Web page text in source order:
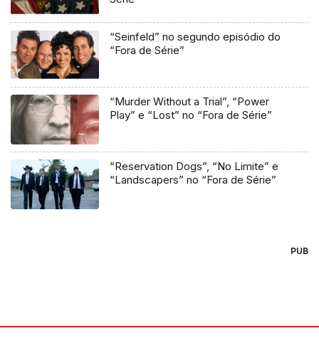
“Seinfeld” no segundo episódio do
“Fora de Série”
“Murder Without a Trial”, “Power
Play” e “Lost” no “Fora de Série”
“Reservation Dogs”, “No Limite” e
“Landscapers” no “Fora de Série”
PUB